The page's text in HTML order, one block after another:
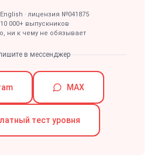
· лицензия №041875·
10 000+ выпускников·
ни к чему не обязывает
в мессенджер
MAX
тест уровня